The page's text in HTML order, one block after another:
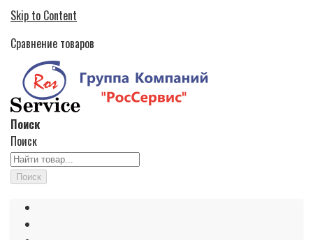
Skip to Content
Сравнение товаров
Поиск
Поиск
Поиск